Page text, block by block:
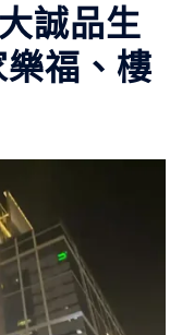
誠品生
福、樓